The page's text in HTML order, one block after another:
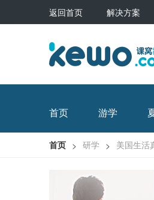
返回首页 解决方案
首页 游学
首页 > 研学 > 美国生活